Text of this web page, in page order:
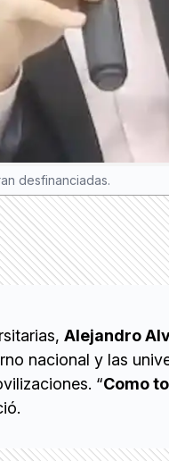
desfinanciadas.
Alejandro
nacional y las
“Como